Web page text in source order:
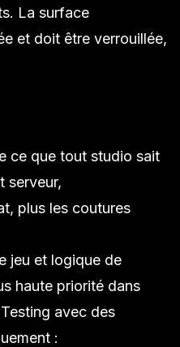
La surface
et doit être verrouillée,
ce que tout studio sait
serveur,
plus les coutures
jeu et logique de
haute priorité dans
avec des
: